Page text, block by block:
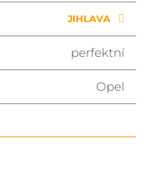
JIHLAVA
perfektní
Opel